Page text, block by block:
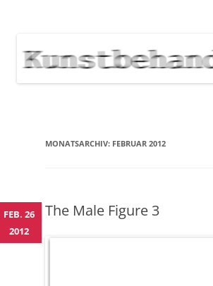
NEWS
MONATSARCHIV: FEBRUAR 2012
The Male Figure 3
FEB. 26
2012